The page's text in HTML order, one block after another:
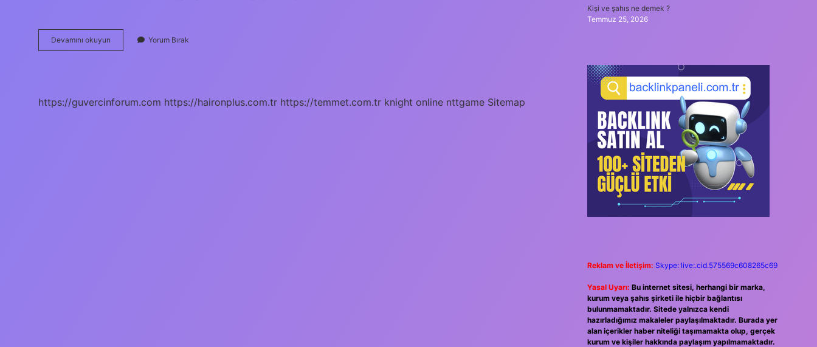
Devamını okuyun
El
Yorum Bırak
https://guvercinforum.com https://haironplus.com.tr https://temmet.com.tr knight online nttgame Sitemap
Kişi ve şahıs ne demek ?
Temmuz 25, 2026
Reklam ve İletişim: Skype: live:.cid.575569c608265c69
Yasal Uyarı: Bu internet sitesi, herhangi bir marka,
kurum veya şahıs şirketi ile hiçbir bağlantısı
bulunmamaktadır. Sitede yalnızca kendi
hazırladığımız makaleler paylaşılmaktadır. Burada yer
alan içerikler haber niteliği taşımamakta olup, gerçek
kurum ve kişiler hakkında paylaşım yapılmamaktadır.